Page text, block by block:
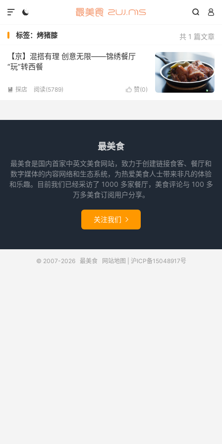
  

共 1 篇文章
标签：烤猪膝
【京】混搭有理 创意无限——锦绣餐厅
“玩”转西餐
 赞(0)
 探店 阅读(5789)
最美食
最美食是国内首家中英文美食网站，致力于创建链接食客、餐厅和
数字媒体的内容网络和生态系统，为热爱美食人士带来非凡的体验
和乐趣。目前我们已经采访了 1000 多家餐厅，美食评论与 100 多
万多美食订阅用户分享。
关注我们 
© 2007-2026 最美食 网站地图 沪ICP备15048917号